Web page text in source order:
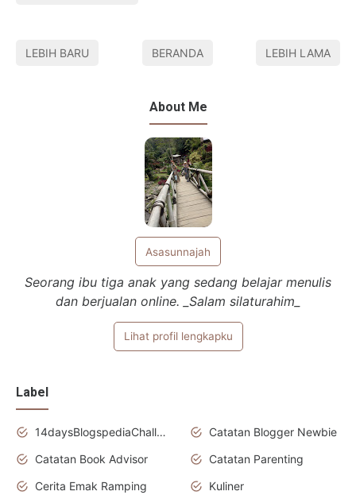
LEBIH BARU BERANDA LEBIH LAMA
About Me
Asasunnajah
Seorang ibu tiga anak yang sedang belajar menulis
dan berjualan online. _Salam silaturahim_
Lihat profil lengkapku
Label
14daysBlogspediaChallenge
Catatan Blogger Newbie
Catatan Book Advisor
Catatan Parenting
Cerita Emak Ramping
Kuliner